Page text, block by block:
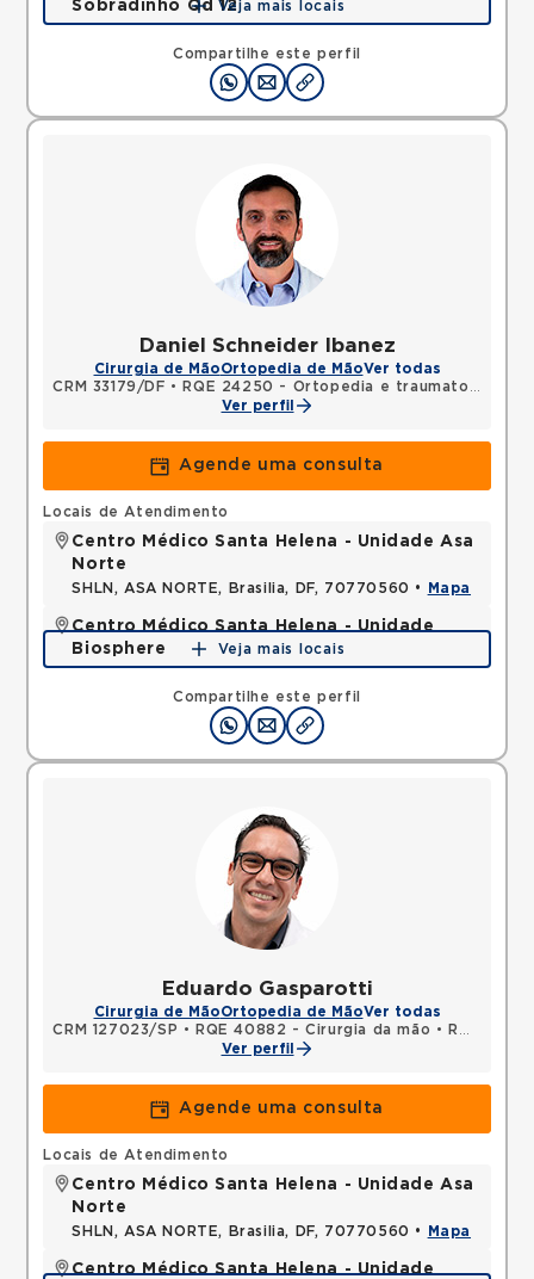
Compartilhe este perfil
Sobradinho Qd 12
QUADRA, SOBRADINHO, Brasilia, DF, 73010120 •
Veja mais locais
Daniel Schneider Ibanez
Cirurgia de MãoOrtopedia de MãoVer todas
CRM 33179/DF • RQE 24250 - Ortopedia e traumatologia
Ver perfil
Agende uma consulta
Compartilhe este perfil
Locais de Atendimento
Centro Médico Santa Helena - Unidade Asa
Norte
SHLN, ASA NORTE, Brasilia, DF, 70770560 • Mapa
Centro Médico Santa Helena - Unidade
Biosphere
SHLN, ASA NORTE, Brasilia, DF, 70770560 •Mapa
Veja mais locais
Eduardo Gasparotti
Cirurgia de MãoOrtopedia de MãoVer todas
CRM 127023/SP • RQE 40882 - Cirurgia da mão •
RQE 40883 - Ortopedia e traumatologia
Ver perfil
Agende uma consulta
Locais de Atendimento
Centro Médico Santa Helena - Unidade Asa
Norte
SHLN, ASA NORTE, Brasilia, DF, 70770560 • Mapa
Centro Médico Santa Helena - Unidade